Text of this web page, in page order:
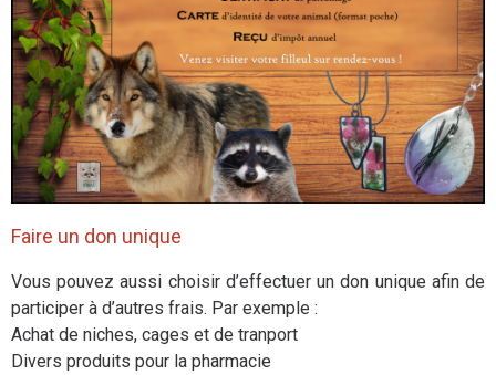
Faire un don unique
Vous pouvez aussi choisir d’effectuer un don unique afin de
participer à d’autres frais. Par exemple :
Achat de niches, cages et de tranport
Divers produits pour la pharmacie